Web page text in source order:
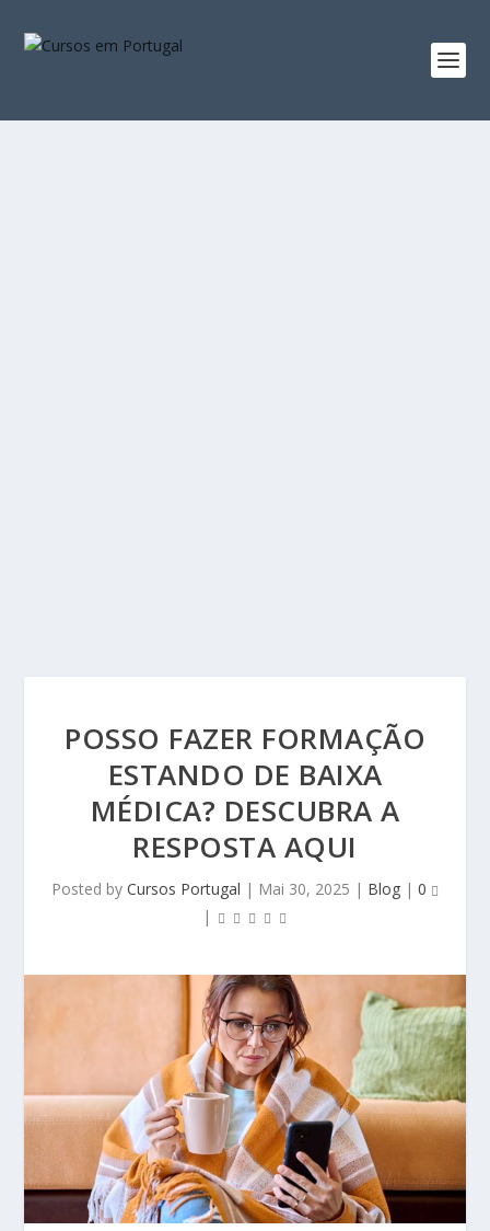
POSSO FAZER FORMAÇÃO
ESTANDO DE BAIXA
MÉDICA? DESCUBRA A
RESPOSTA AQUI
Posted by Cursos Portugal | Mai 30, 2025 | Blog | 0
|